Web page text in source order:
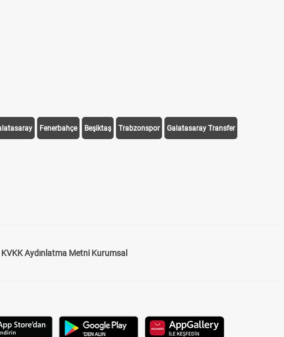
Fenerbahçe Beşiktaş Trabzonspor Galatasaray Transfer
KVKK Aydınlatma Metni Kurumsal